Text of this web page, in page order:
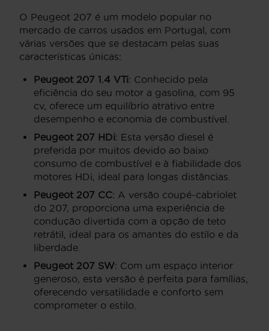
O Peugeot 207 é um modelo popular no
mercado de carros usados em Portugal, com
várias versões que se destacam pelas suas
características únicas:
Peugeot 207 1.4 VTi: Conhecido pela
eficiência do seu motor a gasolina, com 95
cv, oferece um equilíbrio atrativo entre
desempenho e economia de combustível.
Peugeot 207 HDi: Esta versão diesel é
preferida por muitos devido ao baixo
consumo de combustível e à fiabilidade dos
motores HDi, ideal para longas distâncias.
Peugeot 207 CC: A versão coupé-cabriolet
do 207, proporciona uma experiência de
condução divertida com a opção de teto
retrátil, ideal para os amantes do estilo e da
liberdade.
Peugeot 207 SW: Com um espaço interior
generoso, esta versão é perfeita para famílias,
oferecendo versatilidade e conforto sem
comprometer o estilo.